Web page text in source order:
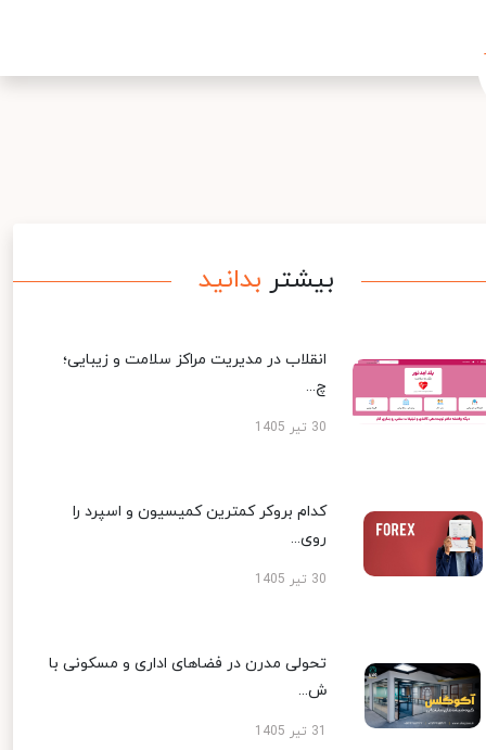
بیشتر بدانید
انقلاب در مدیریت مراکز سلامت و زیبایی؛
چ...
30 تیر 1405
کدام بروکر کمترین کمیسیون و اسپرد را
روی...
30 تیر 1405
تحولی مدرن در فضاهای اداری و مسکونی با
ش...